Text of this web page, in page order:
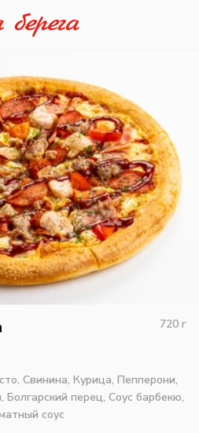
720 г
Свинина, Курица, Пепперони,
Болгарский перец, Соус барбекю,
соус